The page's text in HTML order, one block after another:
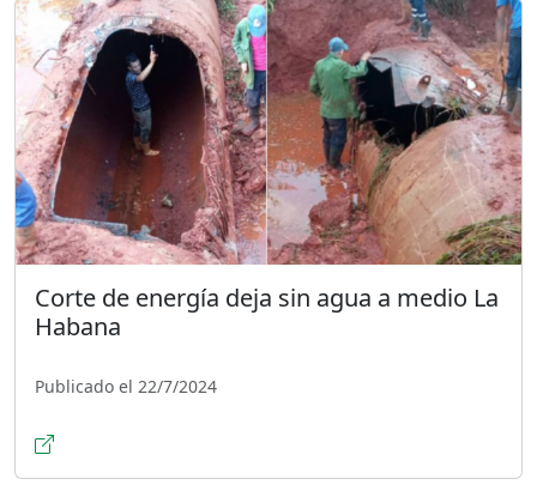
Corte de energía deja sin agua a medio La
Habana
Publicado el 22/7/2024